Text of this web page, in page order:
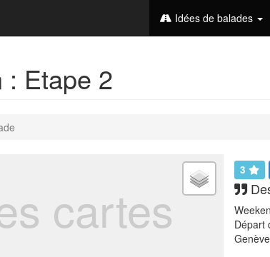
Idées de balades
: Etape 2
cartes
3
Départ